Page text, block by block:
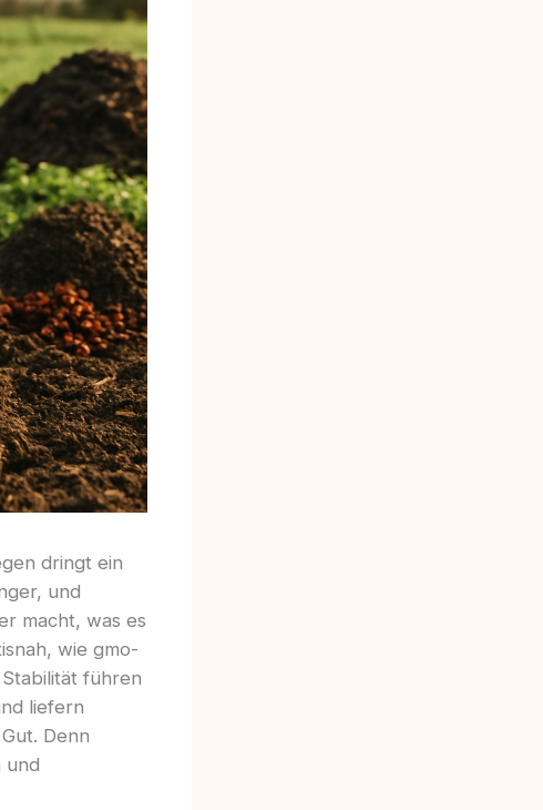
dringt ein
und
macht, was es
wie gmo-
führen
liefern
Denn
und